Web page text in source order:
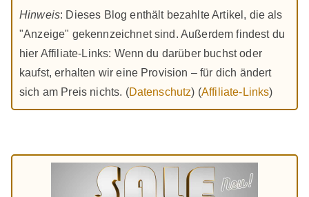
Hinweis: Dieses Blog enthält bezahlte Artikel, die als
"Anzeige" gekennzeichnet sind. Außerdem findest du
hier Affiliate-Links: Wenn du darüber buchst oder
kaufst, erhalten wir eine Provision – für dich ändert
sich am Preis nichts. (Datenschutz) (Affiliate-Links)